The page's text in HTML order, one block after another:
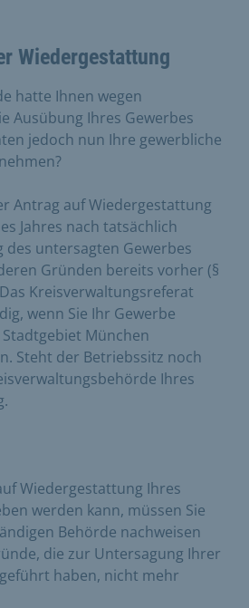
Wiedergestattung
hatte Ihnen wegen
Ausübung Ihres Gewerbes
jedoch nun Ihre gewerbliche
Antrag auf Wiedergestattung
Jahres nach tatsächlich
untersagten Gewerbes
Gründen bereits vorher (§
Kreisverwaltungsreferat
wenn Sie Ihr Gewerbe
München
Steht der Betriebssitz noch
Ihres
Wiedergestattung Ihres
werden kann, müssen Sie
Behörde nachweisen
die zur Untersagung Ihrer
haben, nicht mehr